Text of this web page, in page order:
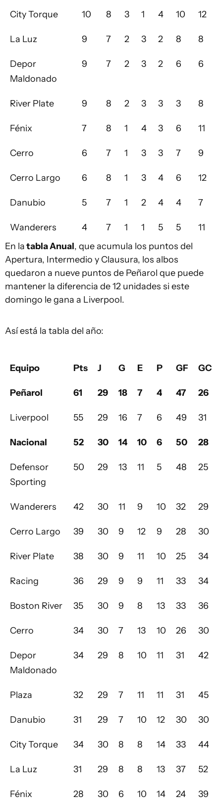
City Torque 10 8 3 1 4 10 12
La Luz 9 7 2 3 2 8 8
Depor
Maldonado
9 7 2 3 2 6 6
River Plate 9 8 2 3 3 3 8
Fénix 7 8 1 4 3 6 11
Cerro 6 7 1 3 3 7 9
Cerro Largo 6 8 1 3 4 6 12
Danubio 5 7 1 2 4 4 7
Wanderers 4 7 1 1 5 5
11
En latabla Anual, que acumula los puntos del
Apertura, Intermedio y Clausura, los albos
quedaron a nueve puntos de Peñarol que puede
mantener la diferencia de 12 unidades si este
domingo le gana a Liverpool.
Así está la tabla del año:
Equipo Pts J G E P GF GC
Peñarol 61 29 18 7 4 47 26
Liverpool 55 29 16 7 6 49 31
Nacional 52 30 14 10 6 50 28
Defensor
Sporting
50 29 13 11 5 48 25
Wanderers 42 30 11 9 10 32 29
Cerro Largo 39 30 9 12 9 28 30
River Plate 38 30 9 11 10 25 34
Racing 36 29 9 9 11 33 34
Boston River 35 30 9 8 13 33 36
Cerro 34 30 7 13 10 26 30
Depor
Maldonado
34 29 8 10 11 31 42
Plaza 32 29 7 11 11 31 45
Danubio 31 29 7 10 12 30 30
City Torque 34 30 8 8 14 33 44
La Luz 31 29 8 8 13 37 52
Fénix 28 30 6 10 14 24 39